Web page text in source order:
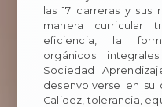
las 17 carreras y sus
manera curricular
eficiencia, la
orgánicos
Sociedad
desenvolverse en su
Calidez, tolerancia,